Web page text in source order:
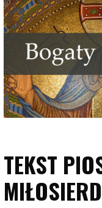
TEKST